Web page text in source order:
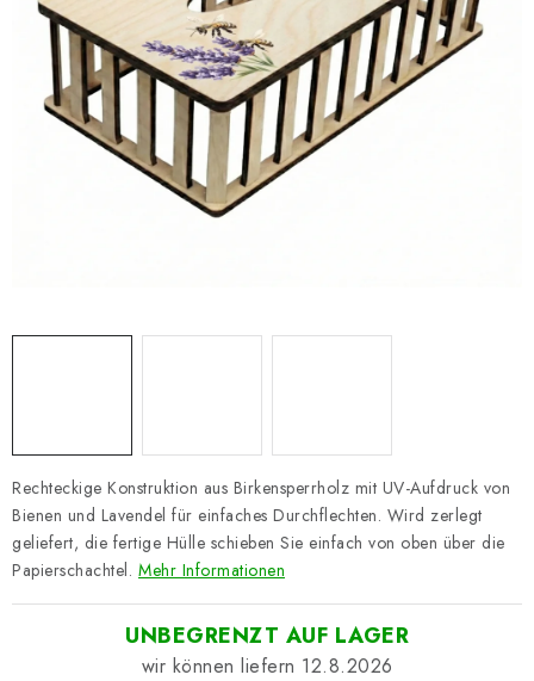
Datenschutzerklärung
Impressum
Rechteckige Konstruktion aus Birkensperrholz mit UV-Aufdruck von
Bienen und Lavendel für einfaches Durchflechten. Wird zerlegt
geliefert, die fertige Hülle schieben Sie einfach von oben über die
Papierschachtel. Mehr Informationen
UNBEGRENZT AUF LAGER
12.8.2026